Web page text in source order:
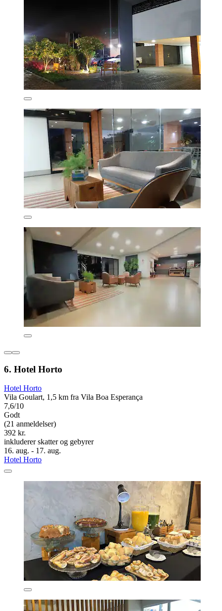
6. Hotel Horto
Hotel Horto
Vila Goulart, 1,5 km fra Vila Boa Esperança
7,6/10
Godt
(21 anmeldelser)
392 kr.
inkluderer skatter og gebyrer
16. aug. - 17. aug.
Hotel Horto